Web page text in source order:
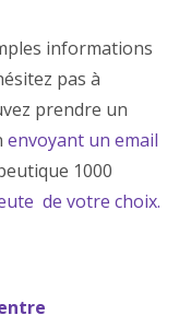
informations
pas à
prendre un
envoyant un email
1000
de votre choix.